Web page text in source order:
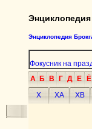
Энциклопедия
Фокусник на
А Б В Г Д Е Ё
Х
ХА ХВ